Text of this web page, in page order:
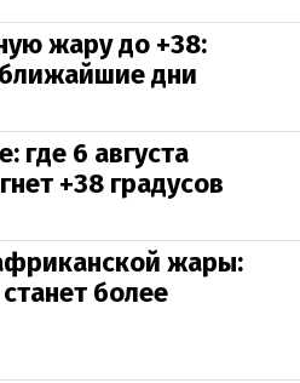
жару до +38:
дни
где 6 августа
+38 градусов
жары:
более